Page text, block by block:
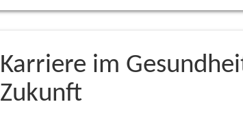
Karriere im
Zukunft